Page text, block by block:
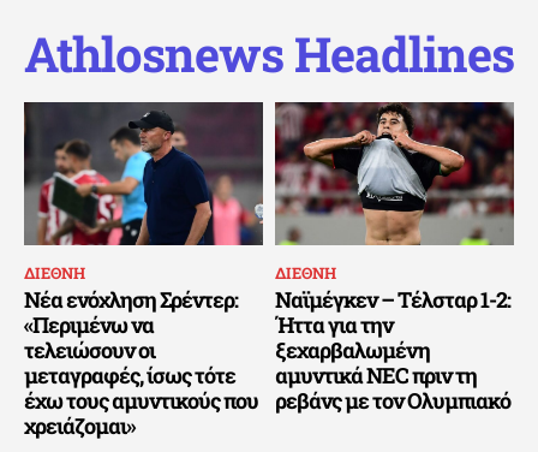
Athlosnews Headlines
ΔΙΕΘΝΗ
Νέα ενόχληση Σρέντερ:
«Περιμένω να
τελειώσουν οι
μεταγραφές, ίσως τότε
έχω τους αμυντικούς που
χρειάζομαι»
ΔΙΕΘΝΗ
Ναϊμέγκεν – Τέλσταρ 1-2:
Ήττα για την
ξεχαρβαλωμένη
αμυντικά NEC πριν τη
ρεβάνς με τον Ολυμπιακό